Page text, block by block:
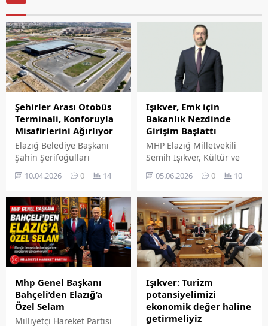
Şehirler Arası Otobüs
Terminali, Konforuyla
Misafirlerini Ağırlıyor
Elazığ Belediye Başkanı
Şahin Şerifoğulları
tarafından şehre
kazandırılan ve Elazığ'ın
Şehirler Arası Otobüs
Terminali, çağdaş
mimarisi ve konforlu
imkanlarıyla her gün
yüzlerce yolcuyu
ağırlamaya devam ediyor.
10.04.2026 0 14
Işıkver, Emk için
Bakanlık Nezdinde
Girişim Başlattı
MHP Elazığ Milletvekili
Semih Işıkver, Kültür ve
Turizm Bakanı M.Nuri
Ersoy tarafından yazılı
talebiyle Türkiye Büyük
Millet Meclisi
Başkanlığı'na Soru
Önergesi verdi.
05.06.2026 0 10
Mhp Genel Başkanı
Bahçeli’den Elazığ’a
Özel Selam
Milliyetçi Hareket Partisi
Işıkver: Turizm
potansiyelimizi
ekonomik değer haline
getirmeliyiz